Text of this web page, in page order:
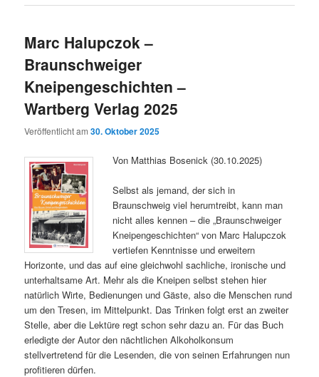
Marc Halupczok –
Braunschweiger
Kneipengeschichten –
Wartberg Verlag 2025
Veröffentlicht am30. Oktober 2025
Von Matthias Bosenick (30.10.2025)
Selbst als jemand, der sich in
Braunschweig viel herumtreibt, kann man
nicht alles kennen – die „Braunschweiger
Kneipengeschichten“ von Marc Halupczok
vertiefen Kenntnisse und erweitern
Horizonte, und das auf eine gleichwohl sachliche, ironische und
unterhaltsame Art. Mehr als die Kneipen selbst stehen hier
natürlich Wirte, Bedienungen und Gäste, also die Menschen rund
um den Tresen, im Mittelpunkt. Das Trinken folgt erst an zweiter
Stelle, aber die Lektüre regt schon sehr dazu an. Für das Buch
erledigte der Autor den nächtlichen Alkoholkonsum
stellvertretend für die Lesenden, die von seinen Erfahrungen nun
profitieren dürfen.